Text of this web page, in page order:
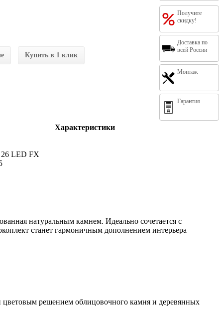
Получите
скидку!
Доставка по
всей России
Монтаж
Гарантия
Купить в 1 клик
Характеристики
LED FX
натуральным камнем. Идеально сочетается с
станет гармоничным дополнением интерьера
решением облицовочного камня и деревянных